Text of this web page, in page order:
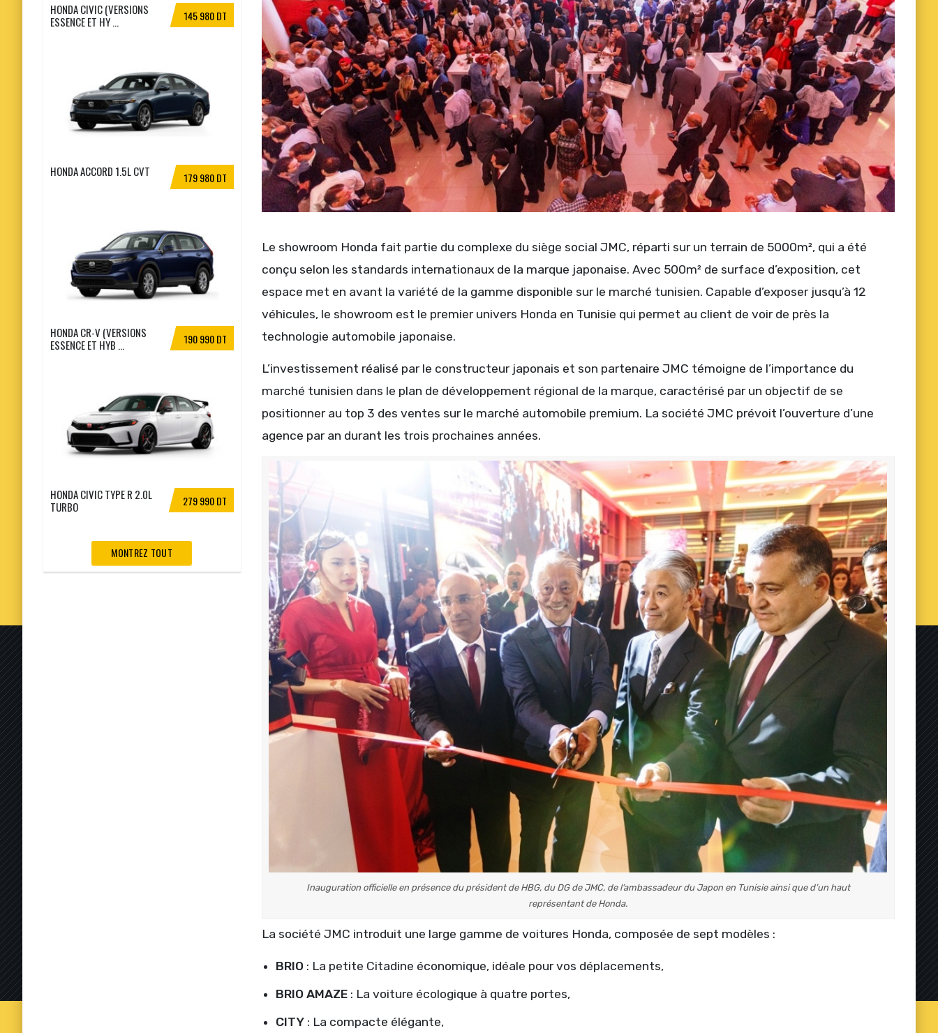
Le showroom Honda fait partie du complexe du siège social JMC, réparti sur un terrain de 5000m², qui a été
conçu selon les standards internationaux de la marque japonaise. Avec 500m² de surface d’exposition, cet
espace met en avant la variété de la gamme disponible sur le marché tunisien. Capable d’exposer jusqu’à 12
véhicules, le showroom est le premier univers Honda en Tunisie qui permet au client de voir de près la
technologie automobile japonaise.
L’investissement réalisé par le constructeur japonais et son partenaire JMC témoigne de l’importance du
marché tunisien dans le plan de développement régional de la marque, caractérisé par un objectif de se
positionner au top 3 des ventes sur le marché automobile premium. La société JMC prévoit l’ouverture d’une
agence par an durant les trois prochaines années.
Inauguration officielle en présence du président de HBG, du DG de JMC, de l’ambassadeur du Japon en Tunisie ainsi que d’un haut
représentant de Honda.
La société JMC introduit une large gamme de voitures Honda, composée de sept modèles :
BRIO : La petite Citadine économique, idéale pour vos déplacements,
BRIO AMAZE: La voiture écologique à quatre portes,
CITY: La compacte élégante,
145 980 DT
HONDA CIVIC (VERSIONS
ESSENCE ET HY ...
179 980 DT
HONDA ACCORD 1.5L CVT
190 990 DT
HONDA CR-V (VERSIONS
ESSENCE ET HYB ...
279 990 DT
HONDA CIVIC TYPE R 2.0L
TURBO
MONTREZ TOUT